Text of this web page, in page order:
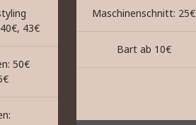
43€
50€
Maschinenschnitt: 25€
Bart ab 10€